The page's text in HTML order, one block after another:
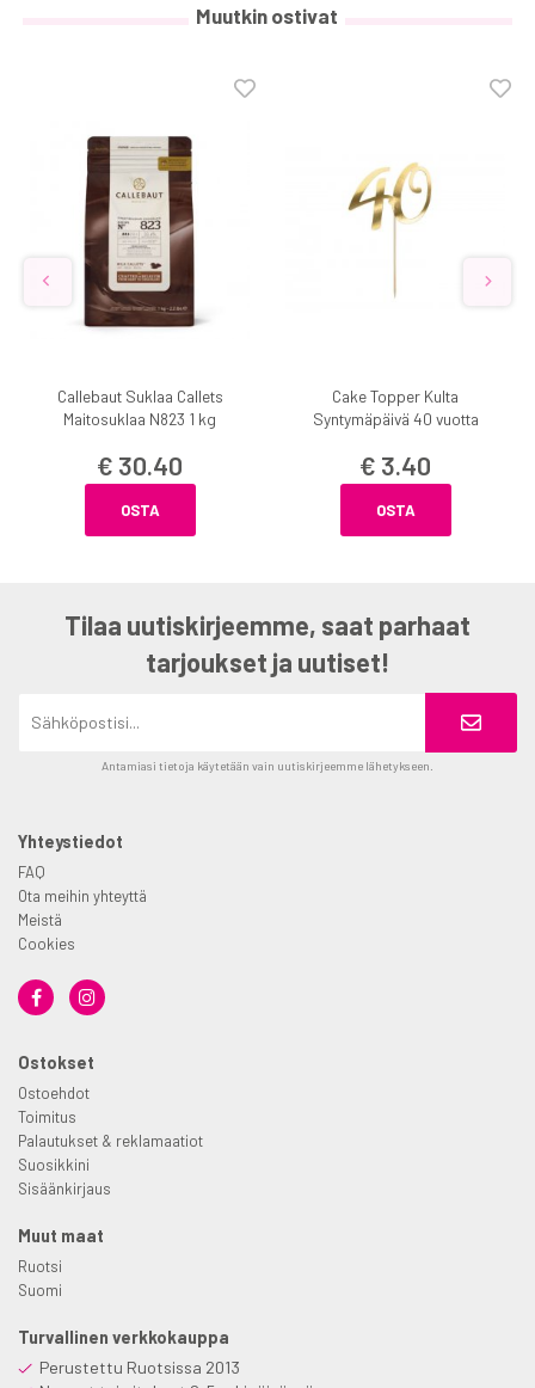
Muutkin ostivat
Callebaut Suklaa Callets
Maitosuklaa N823 1 kg
€ 30.40
OSTA
Cake Topper Kulta
Syntymäpäivä 40 vuotta
€ 3.40
OSTA
Tilaa uutiskirjeemme, saat parhaat
tarjoukset ja uutiset!
Antamiasi tietoja käytetään vain uutiskirjeemme lähetykseen.
Yhteystiedot
FAQ
Ota meihin yhteyttä
Meistä
Cookies
Ostokset
Ostoehdot
Toimitus
Palautukset & reklamaatiot
Suosikkini
Sisäänkirjaus
Muut maat
Ruotsi
Suomi
Turvallinen verkkokauppa
Perustettu Ruotsissa 2013